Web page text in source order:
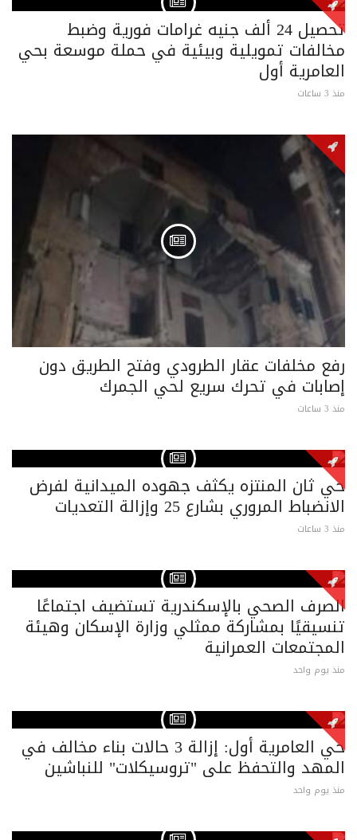
تحصيل 24 ألف جنيه غرامات فورية وضبط
مخالفات تمويلية وبيئية في حملة موسعة بحي
العامرية أول
منذ 3 ساعات
رفع مخلفات عقار الطرودي وفتح الطريق دون
إصابات في تحرك سريع لحي الجمرك
منذ 3 ساعات
حي ثان المنتزه يكثف جهوده الميدانية لفرض
الانضباط المروري بشارع 25 وإزالة التعديات
منذ 3 ساعات
الصرف الصحي بالإسكندرية تستضيف اجتماعًا
تنسيقيًا بمشاركة ممثلي وزارة الإسكان وهيئة
المجتمعات العمرانية
منذ يوم واحد
حي العامرية أول: إزالة 3 حالات بناء مخالف في
المهد والتحفظ على "تروسيكلات" للنباشين
منذ يوم واحد